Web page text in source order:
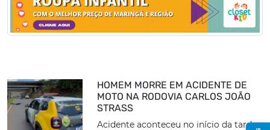
HOMEM MORRE EM ACIDENTE DE
MOTO NA RODOVIA CARLOS JOÃO
STRASS
Acidente aconteceu no início da tarde